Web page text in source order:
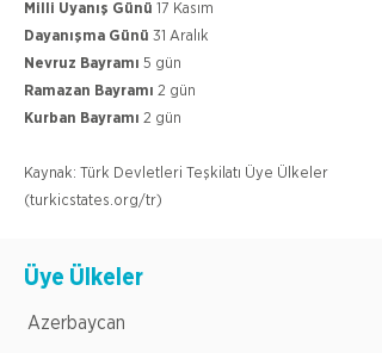
Milli Uyanış Günü 17 Kasım
Dayanışma Günü 31 Aralık
Nevruz Bayramı 5 gün
Ramazan Bayramı 2 gün
Kurban Bayramı 2 gün
Kaynak: Türk Devletleri Teşkilatı Üye Ülkeler
(turkicstates.org/tr)
Üye Ülkeler
Azerbaycan